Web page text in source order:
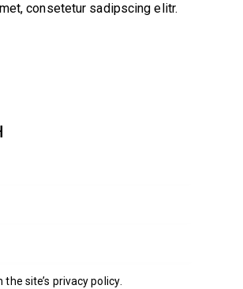
consetetur sadipscing elitr.
the site’s privacy policy.